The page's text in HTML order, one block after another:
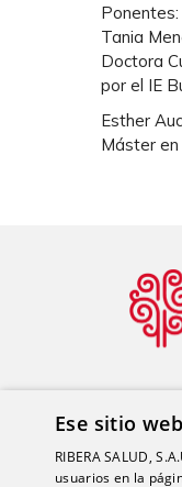
Ponentes:
Tania
Doctora
por el IE
Esther
Máster
Ese sitio
RIBERA SALUD,
usuarios en la